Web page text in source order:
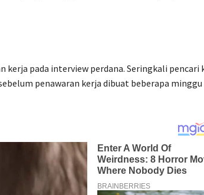
pada interview perdana. Seringkali pencari
penawaran kerja dibuat beberapa minggu